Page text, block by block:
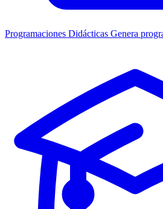
Programaciones Didácticas Genera